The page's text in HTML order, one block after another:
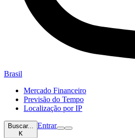
Brasil
Mercado Financeiro
Previsão do Tempo
Localização por IP
Buscar...
K
Entrar